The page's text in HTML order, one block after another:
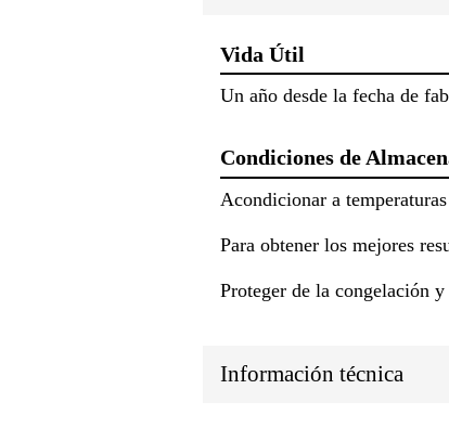
Vida Útil
Un año desde la fecha de
Condiciones de
Acondicionar a
Para obtener los mejores
Proteger de la congelación
Información técnica